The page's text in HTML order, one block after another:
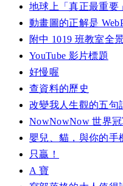
地球上「真正最重要
動畫圖的正解是
附中 1019 班教室全
YouTube 影片標題
好慢喔
查資料的歷史
改變我人生觀的五
NowNowNow 世界
嬰兒、貓，與你的手
只贏！
A 寶